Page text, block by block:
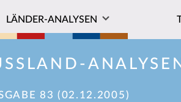
LÄNDER-ANALYSEN
83 (02.12.2005)